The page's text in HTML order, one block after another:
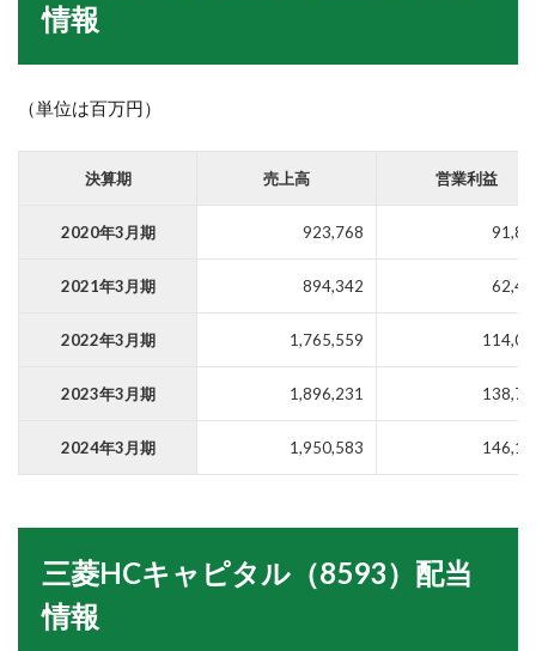
情報
（単位は百万円）
決算期 売上高 営業利益
2020年3月期 923,768
2021年3月期 894,342
2022年3月期 1,765,559
2023年3月期 1,896,231
2024年3月期 1,950,583
三菱HCキャピタル （8593）配当
情報